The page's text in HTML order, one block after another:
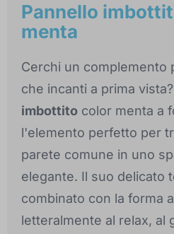
Pannello
menta
Cerchi un complemento
che incanti a prima
imbottito color menta a
l'elemento perfetto per
parete comune in uno
elegante. Il suo delicato
combinato con la forma
letteralmente al relax, al